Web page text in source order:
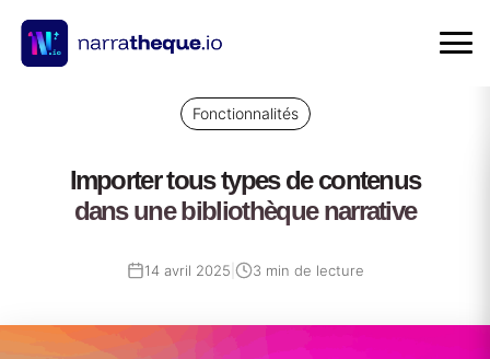
Fonctionnalités
Importer tous types de contenus
dans une bibliothèque narrative
14 avril 2025
4
2025
3 min de lecture